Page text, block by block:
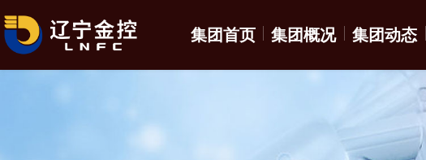
集团首页 集团概况 集团动态